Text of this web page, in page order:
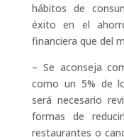
hábitos de
éxito en el
financiera que del
– Se aconseja
como un 5% de
será necesario
formas de
restaurantes o